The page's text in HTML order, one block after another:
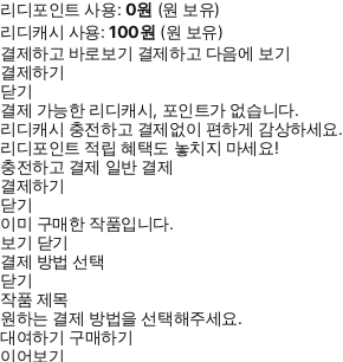
리디포인트 사용: 0원 (원 보유)
리디캐시 사용:100원 (원 보유)
결제하고 바로보기 결제하고 다음에 보기
결제하기
닫기
결제 가능한 리디캐시, 포인트가 없습니다.
리디캐시 충전하고 결제없이 편하게 감상하세요.
리디포인트 적립 혜택도 놓치지 마세요!
충전하고 결제 일반 결제
결제하기
닫기
이미 구매한 작품입니다.
보기 닫기
결제 방법 선택
닫기
작품 제목
원하는 결제 방법을 선택해주세요.
대여하기 구매하기
이어보기